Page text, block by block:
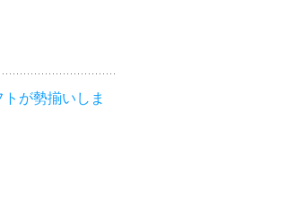
が勢揃いしま